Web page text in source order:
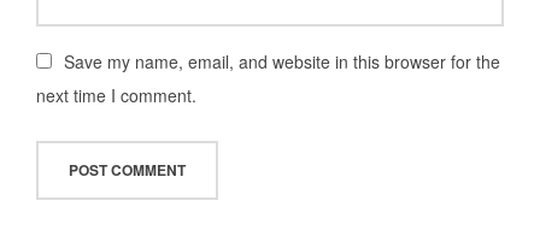
Save my name, email, and website in this browser for the
next time I comment.